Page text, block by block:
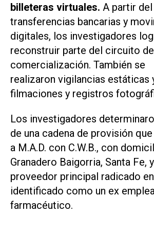
billeteras virtuales. A partir
transferencias bancarias y
digitales, los investigadores
reconstruir parte del circuito de
comercialización. También se
realizaron vigilancias estáticas
filmaciones y registros
Los investigadores
de una cadena de provisión
a M.A.D. con C.W.B., con
Granadero Baigorria, Santa Fe,
proveedor principal radicado
identificado como un ex
farmacéutico.